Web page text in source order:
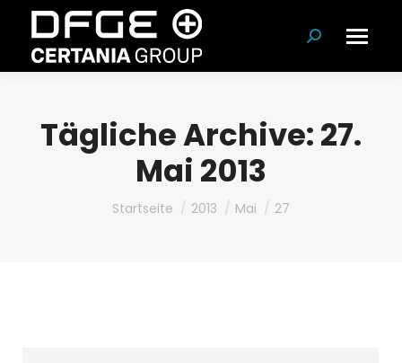
Suchen:
Tägliche Archive:27.
Mai 2013
Du bist hier:
Startseite 2013 Mai 27